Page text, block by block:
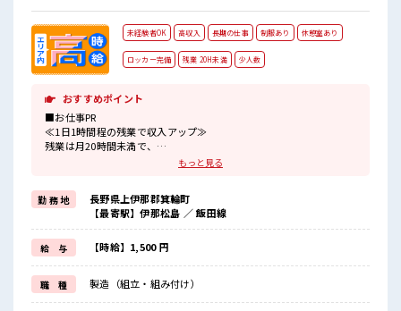
未経験者OK 高収入 長期の仕事 制服あり 休憩室あり
ロッカー完備 残業 20H未満 少人数
おすすめポイント
■お仕事PR
≪1日1時間程の残業で収入アップ≫
残業は月20時間未満で、
制服があるので、
毎日の服装の悩み解消♪
≪初めての仕事だけど自分にもできそう≫
新しいことにチャレンジするのは不安だけど、
しっかり働く環境が整っています！
イチからスキルUP・ステップUP目指していきましょう！
≪様々なお仕事をご提案≫
一人で悩まず気軽に相談できる、
派遣のお仕事です！
もっと見る
勤 務 地
長野県上伊那郡箕輪町
【最寄駅】伊那松島 ／ 飯田線
給 与 【時給】1,500 円
職 種 製造（組立・組み付け）